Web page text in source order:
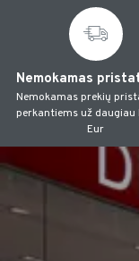
Nemokamas
Nemokamas prekių
perkantiems už daugiau
Eur